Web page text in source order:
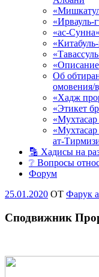
«Ирвауль-
«ас-
Об
омовения/
«Хадж
«Этикет
ат-
🔡 Хадисы на
❔ Вопросы
Форум
Опубликовано
25.01.2020 OT Фарук
Сподвижник